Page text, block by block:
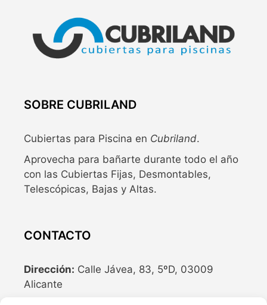
SOBRE CUBRILAND
Cubiertas para Piscina en Cubriland.
Aprovecha para bañarte durante todo el año
con las Cubiertas Fijas, Desmontables,
Telescópicas, Bajas y Altas.
CONTACTO
Dirección: Calle Jávea, 83, 5ºD, 03009
Alicante